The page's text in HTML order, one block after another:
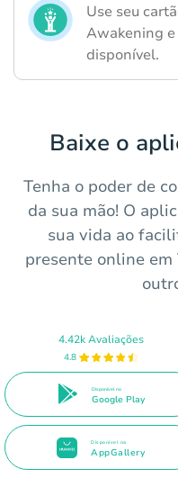
Use seu
Awakening
disponível.
Baixe o
Tenha o poder de
da sua mão! O
sua vida ao
presente online em
4.42k Avaliações
4.8
Disponível no
Google Play
Disponível na
AppGallery